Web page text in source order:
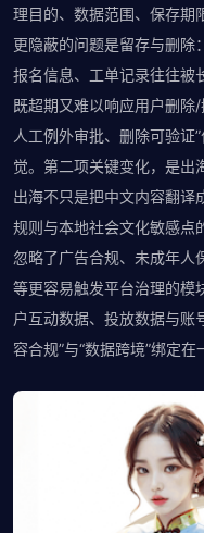
理目的、数据范围、保存期
更隐蔽的问题是留存与删除
报名信息、工单记录往往被
既超期又难以响应用户删除/
人工例外审批、删除可验证
觉。第二项关键变化，是出
出海不只是把中文内容翻译
规则与本地社会文化敏感点
忽略了广告合规、未成年人
等更容易触发平台治理的模
户互动数据、投放数据与账
容合规”与“数据跨境”绑定在